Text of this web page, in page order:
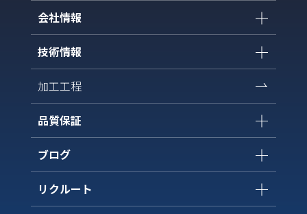
会社情報
技術情報
加工工程
品質保証
ブログ
リクルート